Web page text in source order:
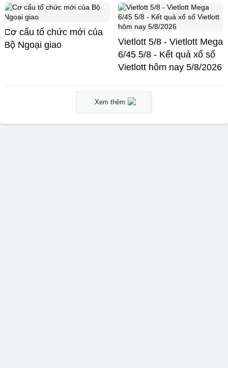
Cơ cấu tổ chức mới của
Bộ Ngoại giao
Vietlott 5/8 - Vietlott Mega
6/45 5/8 - Kết quả xổ số
Vietlott hôm nay 5/8/2026
Xem thêm